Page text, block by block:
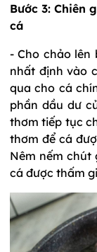
Bước 3: Chiên
cá
- Cho chảo lên
nhất định vào
qua cho cá
phần dầu dư
thơm tiếp tục
thơm để cá
Nêm nếm chút
cá được thấm